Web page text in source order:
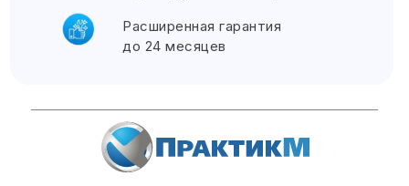
Расширенная гарантия
до 24 месяцев